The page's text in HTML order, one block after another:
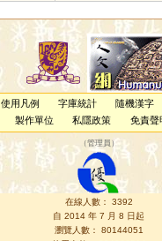
使用凡例 字庫統計 隨機漢字
製作單位 私隱政策 免責聲
（管理員 ）
在線人數： 3392
自 2014 年 7 月 8 日起
瀏覽人數： 80144051